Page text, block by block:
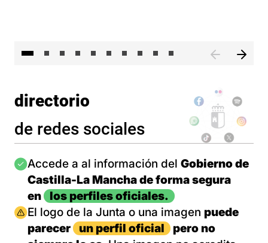
directorio
de redes sociales
Imagen
Accede a al información del Gobierno de
Castilla-La Mancha de forma segura
en
los perfiles oficiales.
Imagen
El logo de la Junta o una imagen puede
parecer
un perfil oficial
pero no